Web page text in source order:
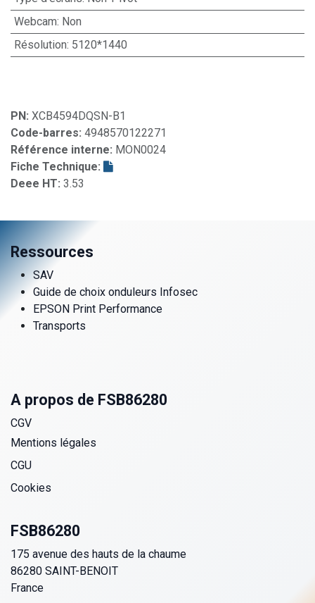
Webcam: Non
Résolution: 5120*1440
PN: XCB4594DQSN-B1
Code-barres: 4948570122271
Référence interne: MON0024
Fiche Technique:
Deee HT: 3.53
Ressources
SAV
Guide de choix onduleurs Infosec
EPSON Print Performance
Transports
A propos de FSB86280
CGV
Mentions légales
CGU
Cookies
FSB86280
175 avenue des hauts de la chaume
86280 SAINT-BENOIT
France